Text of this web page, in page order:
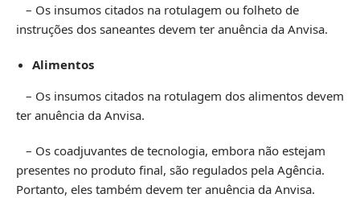
– Os insumos citados na rotulagem ou folheto de
instruções dos saneantes devem ter anuência da Anvisa.
Alimentos
– Os insumos citados na rotulagem dos alimentos devem
ter anuência da Anvisa.
– Os coadjuvantes de tecnologia, embora não estejam
presentes no produto final, são regulados pela Agência.
Portanto, eles também devem ter anuência da Anvisa.